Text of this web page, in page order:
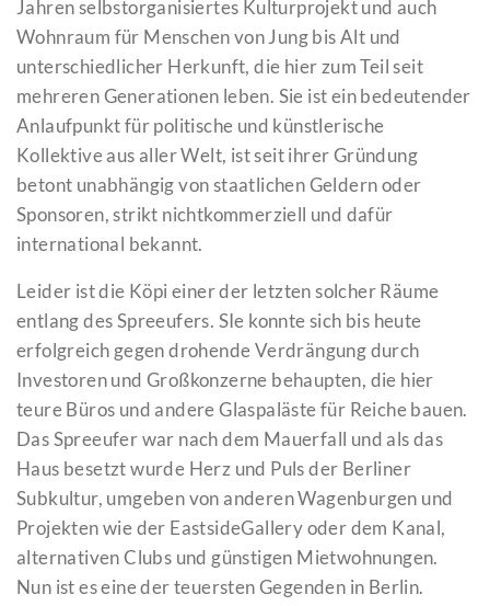
Jahren selbstorganisiertes Kulturprojekt und auch
Wohnraum für Menschen von Jung bis Alt und
unterschiedlicher Herkunft, die hier zum Teil seit
mehreren Generationen leben. Sie ist ein bedeutender
Anlaufpunkt für politische und künstlerische
Kollektive aus aller Welt, ist seit ihrer Gründung
betont unabhängig von staatlichen Geldern oder
Sponsoren, strikt nichtkommerziell und dafür
international bekannt.
Leider ist die Köpi einer der letzten solcher Räume
entlang des Spreeufers. SIe konnte sich bis heute
erfolgreich gegen drohende Verdrängung durch
Investoren und Großkonzerne behaupten, die hier
teure Büros und andere Glaspaläste für Reiche bauen.
Das Spreeufer war nach dem Mauerfall und als das
Haus besetzt wurde Herz und Puls der Berliner
Subkultur, umgeben von anderen Wagenburgen und
Projekten wie der EastsideGallery oder dem Kanal,
alternativen Clubs und günstigen Mietwohnungen.
Nun ist es eine der teuersten Gegenden in Berlin.